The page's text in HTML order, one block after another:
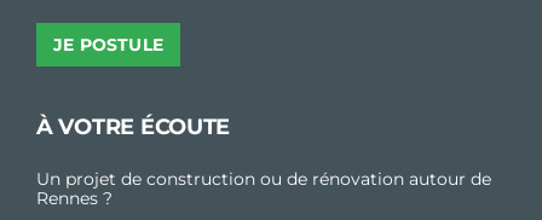
JE POSTULE
À VOTRE ÉCOUTE
Un projet de construction ou de rénovation autour de
Rennes ?